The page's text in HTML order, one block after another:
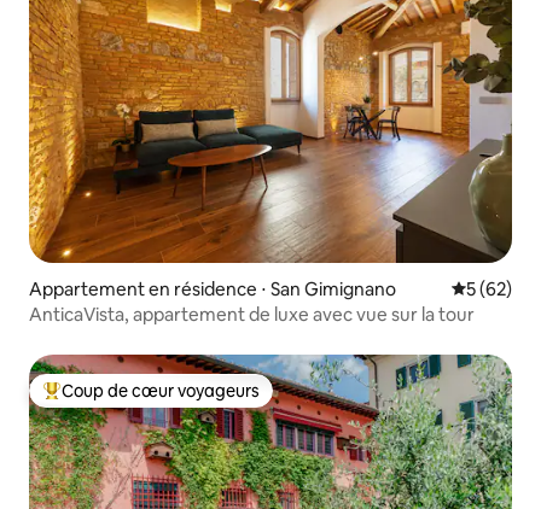
Appartement en résidence ⋅ San Gimignano
5 (62)
AnticaVista, appartement de luxe avec vue sur la tour
Coups de cœur voyageurs les plus appréciés
Coup de cœur voyageurs